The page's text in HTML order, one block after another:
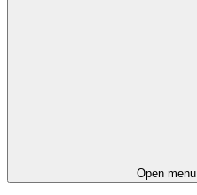
Open menu